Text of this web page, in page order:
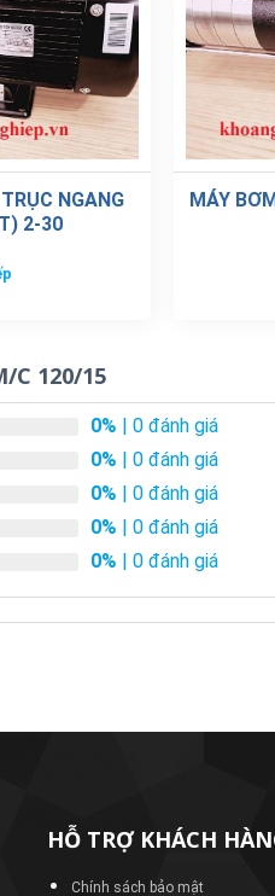
NGANG
2-30
MÁY
C 120/15
0% | 0 đánh giá
0% | 0 đánh giá
0% | 0 đánh giá
0% | 0 đánh giá
0% | 0 đánh giá
HỖ TRỢ KHÁCH
Chính sách bảo mật